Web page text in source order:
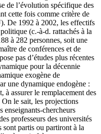
de l’évolution spécifique des
cette fois comme critère de
De 1992 à 2002, les effectifs
(c.-à-d. rattachés à la
à 282 personnes, soit une
de conférences et de
pas d’études plus récentes
pour la décennie
exogène de
une dynamique endogène :
à assurer le remplacement des
le sait, les projections
enseignants-chercheurs
professeurs des universités
sont partis ou partiront à la